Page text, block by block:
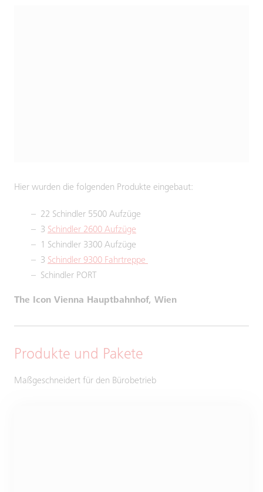
Hier wurden die folgenden Produkte eingebaut:
22 Schindler 5500 Aufzüge
3 Schindler 2600 Aufzüge
1 Schindler 3300 Aufzüge
3 Schindler 9300 Fahrtreppe
Schindler PORT
The Icon Vienna Hauptbahnhof, Wien
Produkte und Pakete
Maßgeschneidert für den Bürobetrieb